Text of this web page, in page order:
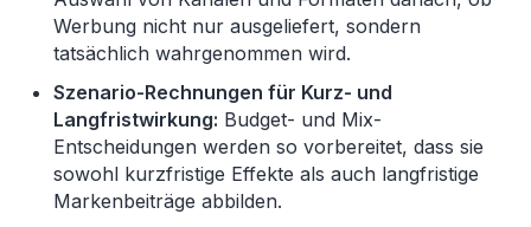
Werbung nicht nur ausgeliefert, sondern
tatsächlich wahrgenommen wird.
Szenario-Rechnungen für Kurz- und
Langfristwirkung: Budget- und Mix-
Entscheidungen werden so vorbereitet, dass sie
sowohl kurzfristige Effekte als auch langfristige
Markenbeiträge abbilden.